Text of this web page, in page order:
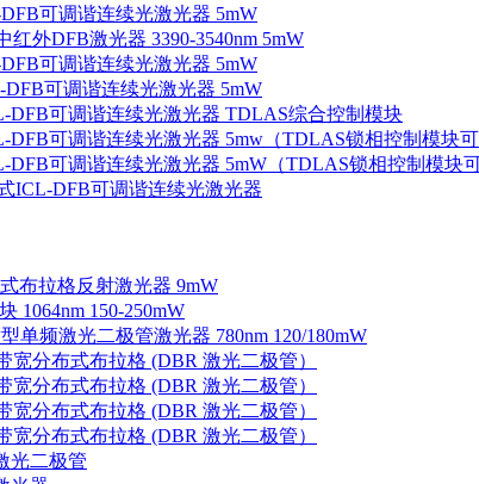
可调谐连续光激光器 5mW
外DFB激光器 3390-3540nm 5mW
可调谐连续光激光器 5mW
DFB可调谐连续光激光器 5mW
DFB可调谐连续光激光器 TDLAS综合控制模块
DFB可调谐连续光激光器 5mw（TDLAS锁相控制模块可
DFB可调谐连续光激光器 5mW（TDLAS锁相控制模块可
ICL-DFB可调谐连续光激光器
布拉格反射激光器 9mW
1064nm 150-250mW
单频激光二极管激光器 780nm 120/180mW
宽分布式布拉格 (DBR 激光二极管）
宽分布式布拉格 (DBR 激光二极管）
宽分布式布拉格 (DBR 激光二极管）
宽分布式布拉格 (DBR 激光二极管）
光二极管